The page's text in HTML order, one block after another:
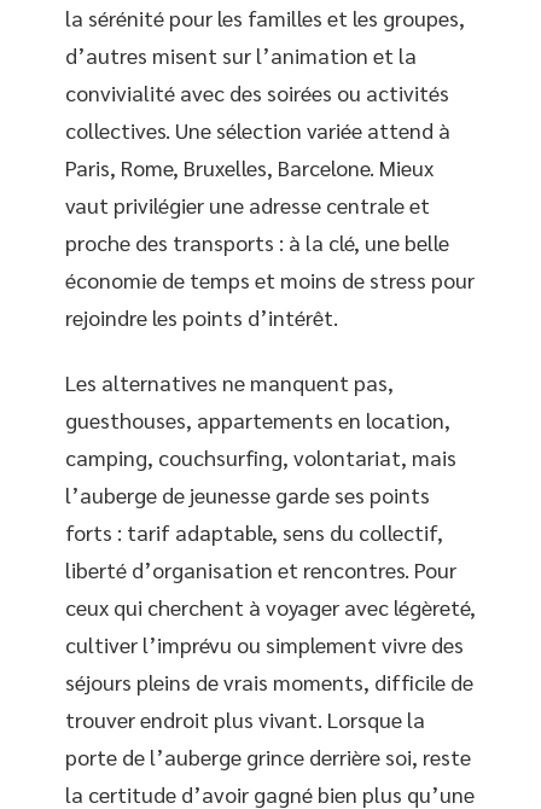
la sérénité pour les familles et les groupes,
d’autres misent sur l’animation et la
convivialité avec des soirées ou activités
collectives. Une sélection variée attend à
Paris, Rome, Bruxelles, Barcelone. Mieux
vaut privilégier une adresse centrale et
proche des transports : à la clé, une belle
économie de temps et moins de stress pour
rejoindre les points d’intérêt.
Les alternatives ne manquent pas,
guesthouses, appartements en location,
camping, couchsurfing, volontariat, mais
l’auberge de jeunesse garde ses points
forts : tarif adaptable, sens du collectif,
liberté d’organisation et rencontres. Pour
ceux qui cherchent à voyager avec légèreté,
cultiver l’imprévu ou simplement vivre des
séjours pleins de vrais moments, difficile de
trouver endroit plus vivant. Lorsque la
porte de l’auberge grince derrière soi, reste
la certitude d’avoir gagné bien plus qu’une